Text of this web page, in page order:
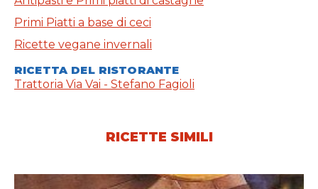
Primi Piatti a base di ceci
Ricette vegane invernali
RICETTA DEL RISTORANTE
Trattoria Via Vai - Stefano Fagioli
RICETTE SIMILI